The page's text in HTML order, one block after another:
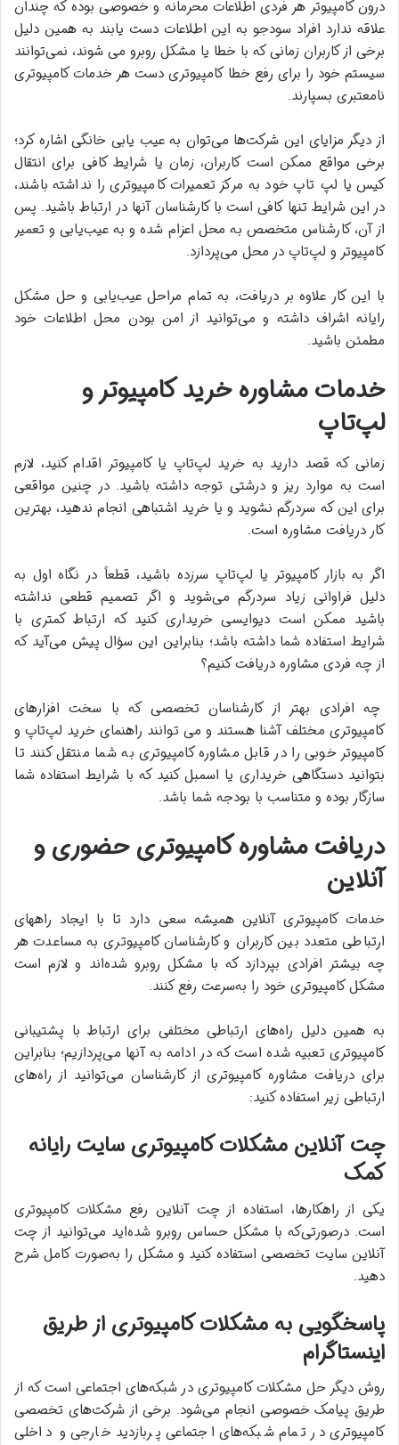
درون کامپیوتر هر فردی اطلاعات محرمانه و خصوصی بوده که چندان
علاقه ندارد افراد سودجو به این اطلاعات دست یابند به همین دلیل
برخی از کاربران زمانی که با خطا یا مشکل روبرو می‌ شوند، نمی‌توانند
سیستم خود را برای رفع خطا کامپیوتری دست هر خدمات کامپیوتری
نامعتبری بسپارند.
از دیگر مزایای این شرکت‌ها می‌توان به عیب‌ یابی خانگی اشاره کرد؛
برخی مواقع ممکن است کاربران، زمان یا شرایط کافی برای انتقال
کیس یا لپ‌ تاپ خود به مرکز تعمیرات کامپیوتری را نداشته باشند،
در این شرایط تنها کافی است با کارشناسان آنها در ارتباط باشید. پس
از آن، کارشناس متخصص به محل اعزام شده و به عیب‌یابی و تعمیر
کامپیوتر و لپ‌تاپ در محل می‌پردازد.
با این کار علاوه بر دریافت، به تمام مراحل عیب‌یابی و حل مشکل
رایانه اشراف داشته و می‌توانید از امن بودن محل اطلاعات خود
مطمئن باشید.
خدمات مشاوره خرید کامپیوتر و
لپ‌تاپ
زمانی که قصد دارید به خرید لپ‌تاپ یا کامپیوتر اقدام کنید، لازم
است به موارد ریز و درشتی توجه داشته باشید. در چنین مواقعی
برای این که سردرگم نشوید و یا خرید اشتباهی انجام ندهید، بهترین
کار دریافت مشاوره است.
اگر به بازار کامپیوتر یا لپ‌تاپ‌ سرزده باشید، قطعاً در نگاه اول به
دلیل فراوانی زیاد سردرگم می‌شوید و اگر تصمیم قطعی نداشته
باشید ممکن است دیوایسی خریداری کنید که ارتباط کمتری با
شرایط استفاده شما داشته باشد؛ بنابراین این سؤال پیش می‌آید که
از چه فردی مشاوره دریافت کنیم؟
چه افرادی بهتر از کارشناسان تخصصی که با سخت‌ افزارهای
کامپیوتری مختلف آشنا هستند و می‌ توانند راهنمای خرید لپ‌تاپ و
کامپیوتر خوبی را در قابل مشاوره کامپیوتری به شما منتقل کنند تا
بتوانید دستگاهی خریداری یا اسمبل کنید که با شرایط استفاده شما
سازگار بوده و متناسب با بودجه شما باشد.
دریافت مشاوره کامپیوتری حضوری و
آنلاین
خدمات کامپیوتری آنلاین همیشه سعی دارد تا با ایجاد راههای
ارتباطی متعدد بین کاربران و کارشناسان کامپیوتری به مساعدت هر
چه بیشتر افرادی بپردازد که با مشکل روبرو شده‌اند و لازم است
مشکل کامپیوتری خود را به‌سرعت رفع کنند.
به همین دلیل راه‌های ارتباطی مختلفی برای ارتباط با پشتیبانی
کامپیوتری تعبیه شده است که در ادامه به آنها می‌پردازیم؛ بنابراین
برای دریافت مشاوره کامپیوتری از کارشناسان می‌توانید از راه‌های
ارتباطی زیر استفاده کنید:
چت آنلاین مشکلات کامپیوتری سایت رایانه
کمک
یکی از راهکارها، استفاده از چت آنلاین رفع مشکلات کامپیوتری
است. درصورتی‌که با مشکل حساس روبرو شده‌اید می‌توانید از چت
آنلاین سایت تخصصی استفاده کنید و مشکل را به‌صورت کامل شرح
دهید.
پاسخگویی به مشکلات کامپیوتری از طریق
اینستاگرام
روش دیگر حل مشکلات کامپیوتری در شبکه‌های اجتماعی است که از
طریق پیامک خصوصی انجام می‌شود. برخی از شرکت‌های تخصصی
کامپیوتری در تمام شبکه‌های اجتماعی پربازدید خارجی و داخلی